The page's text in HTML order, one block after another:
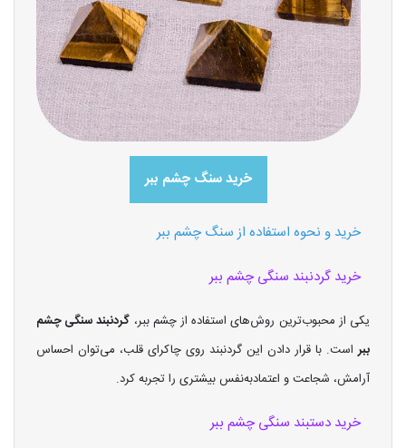
خرید سنگ چشم ببر
خرید و نحوه استفاده از سنگ چشم ببر
خرید گردنبند سنگی چشم ببر
یکی از محبوب‌ترین روش‌های استفاده از چشم ببر، گردنبند سنگی چشم
ببراست. با قرار دادن این گردنبند روی چاکرای قلب، می‌توان احساس
آرامش، شجاعت و اعتمادبه‌نفس بیشتری را تجربه کرد.
خرید دستبند سنگی چشم ببر